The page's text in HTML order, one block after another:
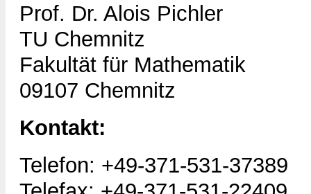
Prof. Dr. Alois Pichler
TU Chemnitz
Fakultät für Mathematik
09107 Chemnitz
Kontakt:
Telefon: +49-371-531-37389